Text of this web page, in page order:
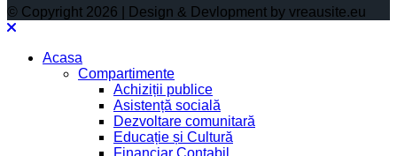
© Copyright 2026 | Design & Devlopment by vreausite.eu
Acasa
Compartimente
Achiziții publice
Asistență socială
Dezvoltare comunitară
Educație și Cultură
Financiar Contabil